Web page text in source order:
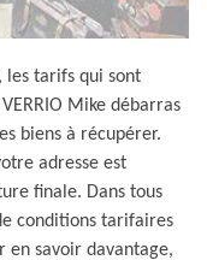
les tarifs qui sont
Mike débarras
biens à récupérer.
adresse est
finale. Dans tous
conditions tarifaires
en savoir davantage,